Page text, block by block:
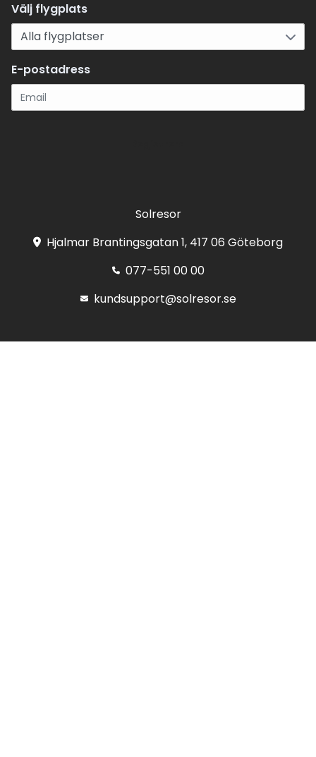
Välj flygplats
E-postadress
Solresor
Hjalmar Brantingsgatan 1, 417 06 Göteborg
077-551 00 00
kundsupport@solresor.se